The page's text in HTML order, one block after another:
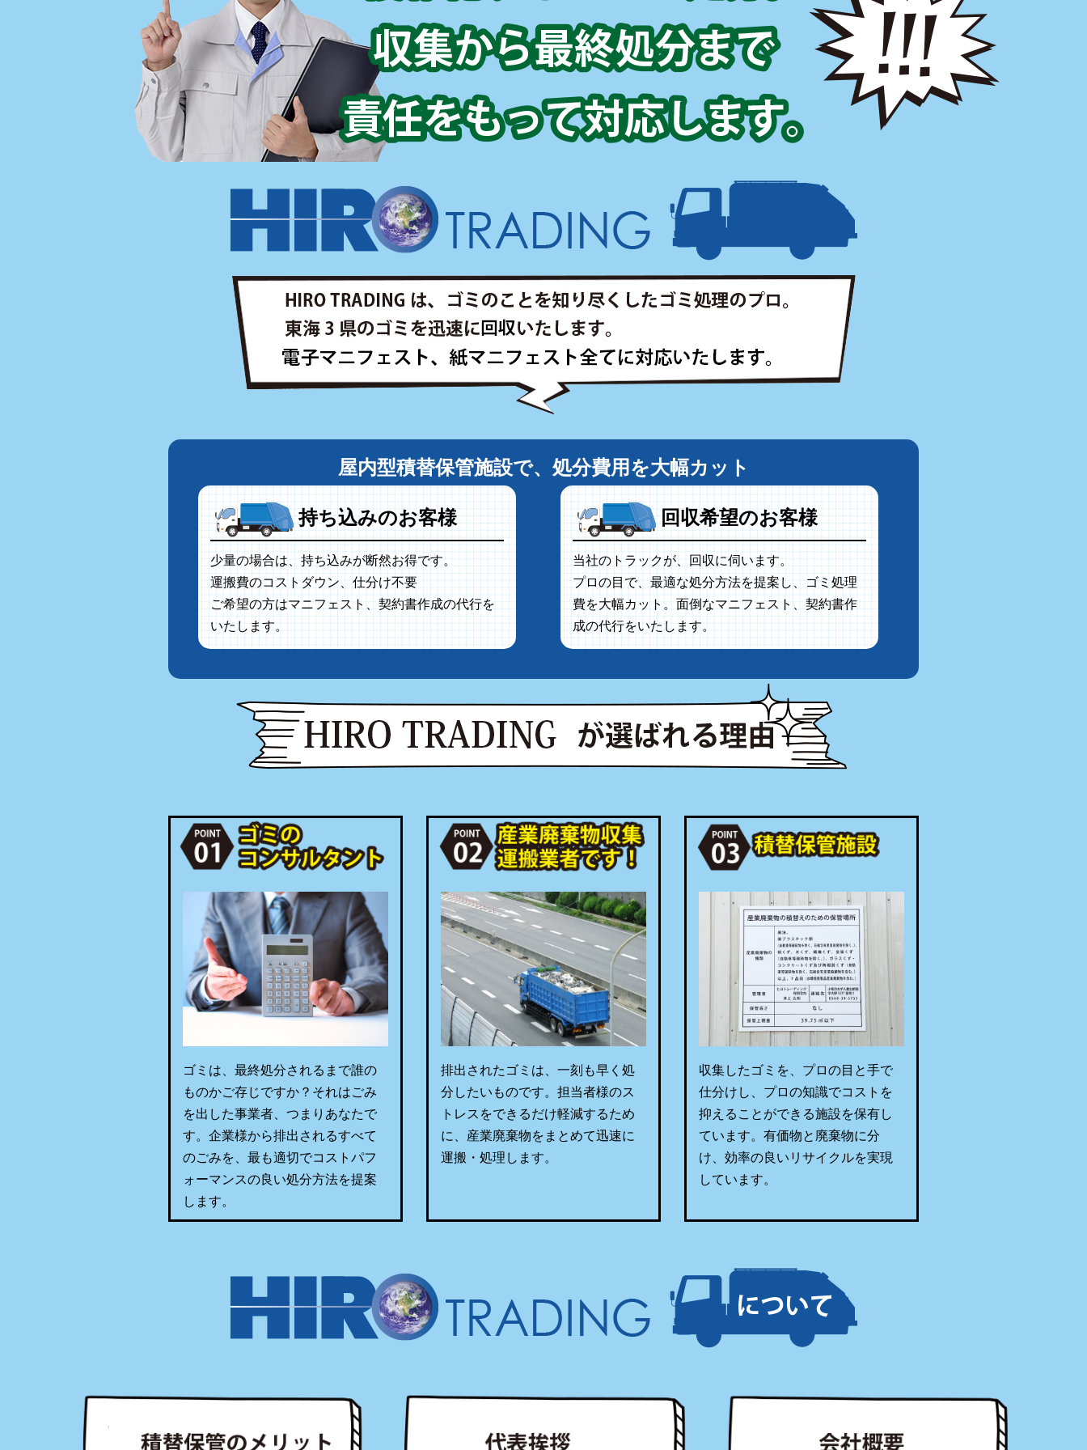
屋内型積替保管施設で、処分費用を大幅カット
持ち込みのお客様
少量の場合は、持ち込みが断然お得です。
運搬費のコストダウン、仕分け不要
ご希望の方はマニフェスト、契約書作成の代行を
いたします。
回収希望のお客様
当社のトラックが、回収に伺います。
プロの目で、最適な処分方法を提案し、ゴミ処理
費を大幅カット。面倒なマニフェスト、契約書作
成の代行をいたします。
ゴミは、最終処分されるまで誰の
ものかご存じですか？それはごみ
を出した事業者、つまりあなたで
す。企業様から排出されるすべて
のごみを、最も適切でコストパフ
ォーマンスの良い処分方法を提案
します。
排出されたゴミは、一刻も早く処
分したいものです。担当者様のス
トレスをできるだけ軽減するため
に、産業廃棄物をまとめて迅速に
運搬・処理します。
収集したゴミを、プロの目と手で
仕分けし、プロの知識でコストを
抑えることができる施設を保有し
ています。有価物と廃棄物に分
け、効率の良いリサイクルを実現
しています。